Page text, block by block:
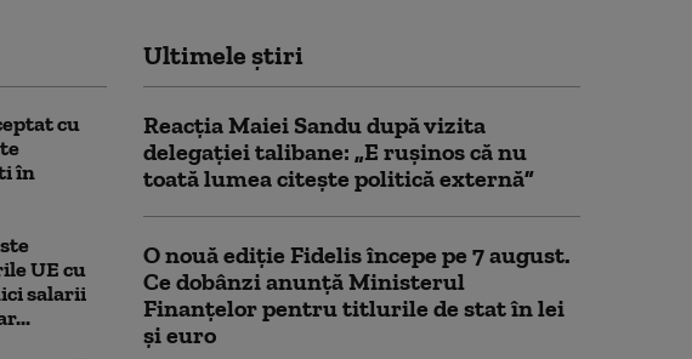
cu
în
UE cu
salarii
Ultimele știri
Reacția Maiei Sandu după vizita
delegaţiei talibane: „E ruşinos că nu
toată lumea citeşte politică externă”
O nouă ediție Fidelis începe pe 7 august.
Ce dobânzi anunță Ministerul
Finanțelor pentru titlurile de stat în lei
și euro